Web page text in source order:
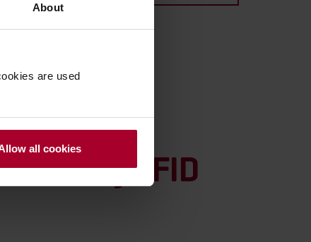
About
are used
all cookies
dankzij RFID